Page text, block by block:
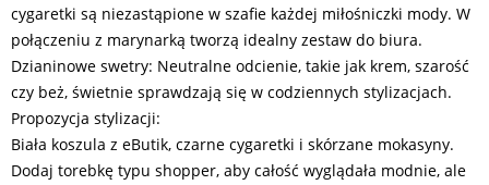
cygaretki są niezastąpione w szafie każdej miłośniczki mody. W
połączeniu z marynarką tworzą idealny zestaw do biura.
Dzianinowe swetry: Neutralne odcienie, takie jak krem, szarość
czy beż, świetnie sprawdzają się w codziennych stylizacjach.
Propozycja stylizacji:
Biała koszula z eButik, czarne cygaretki i skórzane mokasyny.
Dodaj torebkę typu shopper, aby całość wyglądała modnie, ale